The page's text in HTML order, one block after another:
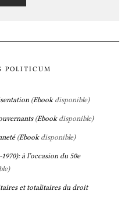
POLITICUM
(Ebookdisponible)
(Ebookdisponible)
(Ebookdisponible)
à l’occasion du 50e
et totalitaires du droit